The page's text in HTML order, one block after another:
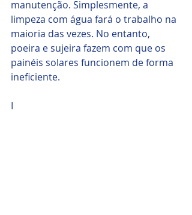
manutenção. Simplesmente, a
limpeza com água fará o trabalho na
maioria das vezes. No entanto,
poeira e sujeira fazem com que os
painéis solares funcionem de forma
ineficiente.
I